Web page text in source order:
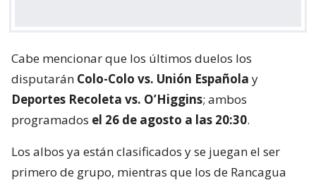
Cabe mencionar que los últimos duelos los
disputarán Colo-Colo vs. Unión Española y
Deportes Recoleta vs. O’Higgins; ambos
programados el 26 de agosto a las 20:30.
Los albos ya están clasificados y se juegan el ser
primero de grupo, mientras que los de Rancagua